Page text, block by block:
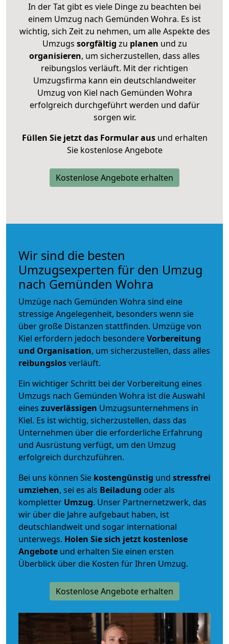
In der Tat gibt es viele Dinge zu beachten bei
einem Umzug nach Gemünden Wohra. Es ist
wichtig, sich Zeit zu nehmen, um alle Aspekte des
Umzugs sorgfältig zu planen und zu
organisieren, um sicherzustellen, dass alles
reibungslos verläuft. Mit der richtigen
Umzugsfirma kann ein deutschlandweiter
Umzug von Kiel nach Gemünden Wohra
erfolgreich durchgeführt werden und dafür
sorgen wir.
Füllen Sie jetzt das Formular ausund erhalten
Sie kostenlose Angebote
Kostenlose Angebote erhalten
Wir sind die besten
Umzugsexperten für den Umzug
nach Gemünden Wohra
Umzüge nach Gemünden Wohra sind eine
stressige Angelegenheit, besonders wenn sie
über große Distanzen stattfinden. Umzüge von
Kiel erfordern jedoch besondereVorbereitung
und Organisation, um sicherzustellen, dass alles
reibungslosverläuft.
Ein wichtiger Schritt bei der Vorbereitung eines
Umzugs nach Gemünden Wohra ist die Auswahl
eines zuverlässigen Umzugsunternehmens in
Kiel. Es ist wichtig, sicherzustellen, dass das
Unternehmen über die erforderliche Erfahrung
und Ausrüstung verfügt, um den Umzug
erfolgreich durchzuführen.
Bei uns können Sie kostengünstig und stressfrei
umziehen, sei es als Beiladung oder als
kompletter Umzug. Unser Partnernetzwerk, das
wir über die Jahre aufgebaut haben, ist
deutschlandweit und sogar international
unterwegs. Holen Sie sich jetzt kostenlose
Angebote und erhalten Sie einen ersten
Überblick über die Kosten für Ihren Umzug.
Kostenlose Angebote erhalten